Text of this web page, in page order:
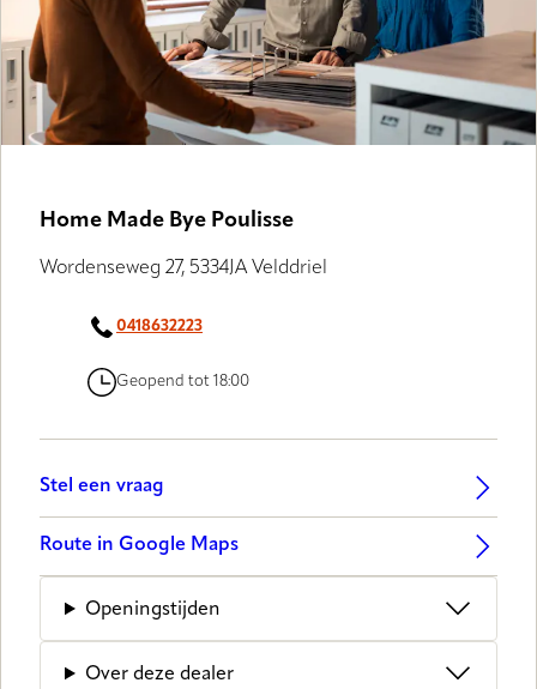
Home Made Bye Poulisse
Wordenseweg 27, 5334JA Velddriel
0418632223
Geopend tot 18:00
Stel een vraag
Route in Google Maps
Openingstijden
Over deze dealer